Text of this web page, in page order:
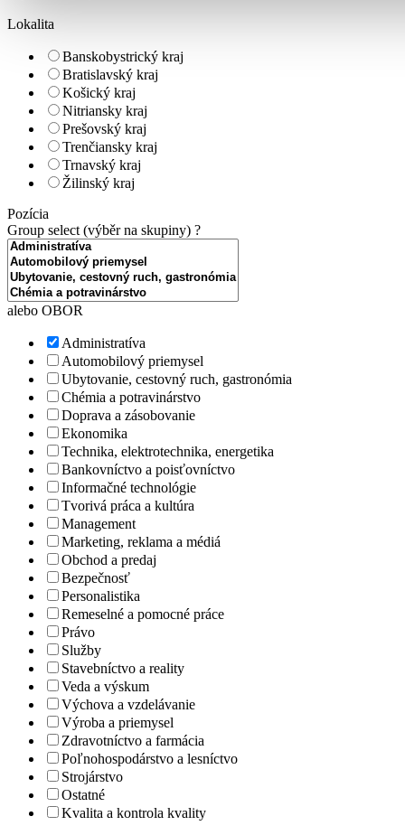
Lokalita
Banskobystrický kraj
Bratislavský kraj
Košický kraj
Nitriansky kraj
Prešovský kraj
Trenčiansky kraj
Trnavský kraj
Žilinský kraj
Pozícia
Group select (výběr na skupiny) ?
alebo OBOR
Administratíva
Automobilový priemysel
Ubytovanie, cestovný ruch, gastronómia
Chémia a potravinárstvo
Doprava a zásobovanie
Ekonomika
Technika, elektrotechnika, energetika
Bankovníctvo a poisťovníctvo
Informačné technológie
Tvorivá práca a kultúra
Management
Marketing, reklama a médiá
Obchod a predaj
Bezpečnosť
Personalistika
Remeselné a pomocné práce
Právo
Služby
Stavebníctvo a reality
Veda a výskum
Výchova a vzdelávanie
Výroba a priemysel
Zdravotníctvo a farmácia
Poľnohospodárstvo a lesníctvo
Strojárstvo
Ostatné
Kvalita a kontrola kvality